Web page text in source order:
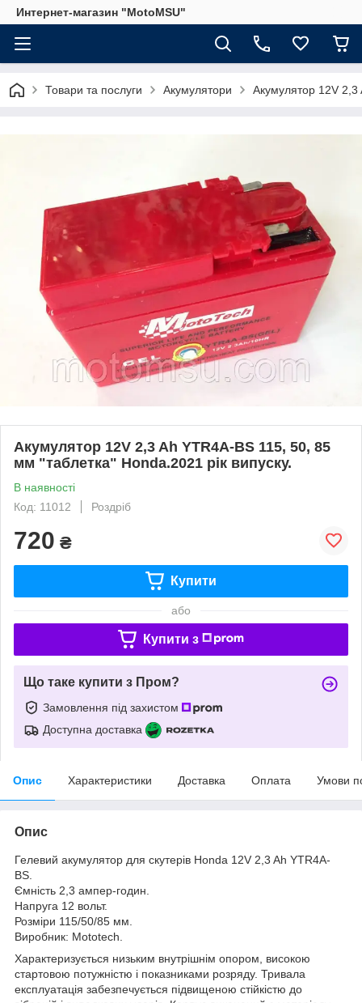
Интернет-магазин "MotoMSU"
Товари та послуги Акумулятори Акумулятор 12V 2,3
Акумулятор 12V 2,3 Ah YTR4A-BS 115, 50, 85
мм "таблетка" Honda.2021 рік випуску.
В наявності
Код: 11012
Роздріб
720 ₴
Купити
або
Купити з
Що таке купити з Пром?
Замовлення під захистом
Доступна доставка
Опис Характеристики Доставка Оплата Умови
Опис
Гелевий акумулятор для скутерів Honda 12V 2,3 Ah YTR4A-
BS.
Ємність 2,3 ампер-годин.
Напруга 12 вольт.
Розміри 115/50/85 мм.
Виробник: Mototech.
Характеризується низьким внутрішнім опором, високою
стартовою потужністю і показниками розряду. Тривала
експлуатація забезпечується підвищеною стійкістю до